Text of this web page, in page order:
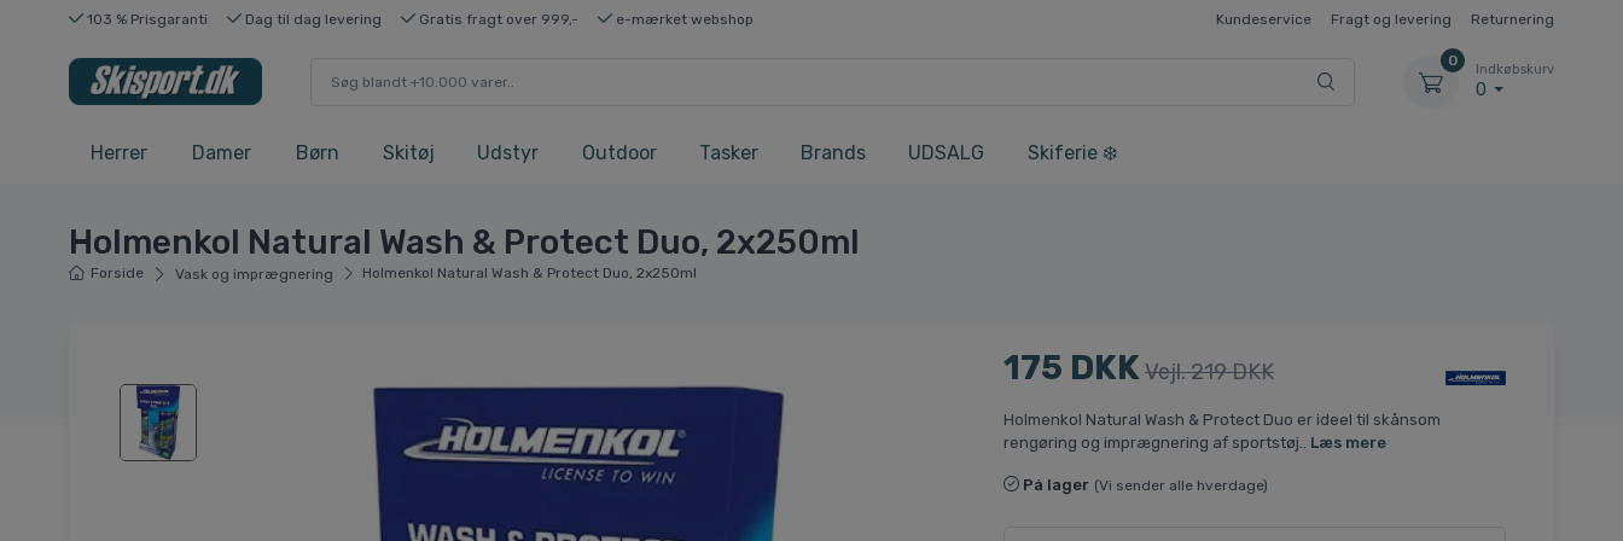
103 % Prisgaranti Dag til dag levering Gratis fragt over 999,- e-mærket webshop Kundeservice Fragt og levering Returnering
0
Indkøbskurv
0
Herrer Damer Børn Skitøj Udstyr Outdoor Tasker Brands UDSALG Skiferie ❄️
Holmenkol Natural Wash & Protect Duo, 2x250ml
Forside Vask og imprægnering Holmenkol Natural Wash & Protect Duo, 2x250ml
175 DKK Vejl. 219 DKK
Holmenkol Natural Wash & Protect Duo er ideel til skånsom
rengøring og imprægnering af sportstøj.. Læs mere
På lager (Vi sender alle hverdage)